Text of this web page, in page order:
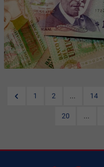
1 2 ... 14
20 ...